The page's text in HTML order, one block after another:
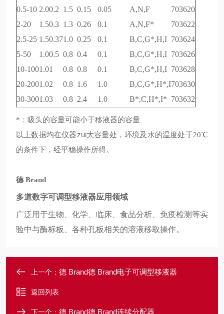
0.5-10 2.00.2 1.5 0.15 0.05 A,N,F
703620
2-20
1.50.3 1.3 0.26 0.1 A,N,F*
703622
2.5-25 1.50.371.0 0.25 0.1 B,C,G*,H,I 703624
5-50
1.00.5 0.8 0.4 0.1 B,C,G*,H,I 703626
10-1001.01 0.8 0.8 0.1 B,C,G*,H,I 703628
20-2001.02 0.8 1.6 1.0 B,C,G*,H*,I703630
30-3001.03 0.8 2.4 1.0 B*,C,H*,I* 703632
* ：吸头的容量可能小于移液器的容量
以上数据均在仪器zui大容量处，环境及水的温度处于20℃
的条件下，经平稳操作所得。
德 Brand
多道数字可调型移液器应用领域
广泛用于生物、化学、临床、食品分析、免疫检测等实
验中与酶标板、各种孔板相关的溶液移取操作。
上一个： 德 Brand德 Brand电子可调型移液器
返回列表
下一个： 德 Brand德 Brand连续分配器